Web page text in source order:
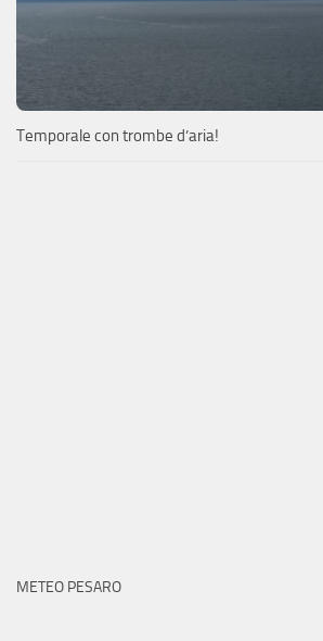
Temporale con trombe d’aria!
METEO PESARO